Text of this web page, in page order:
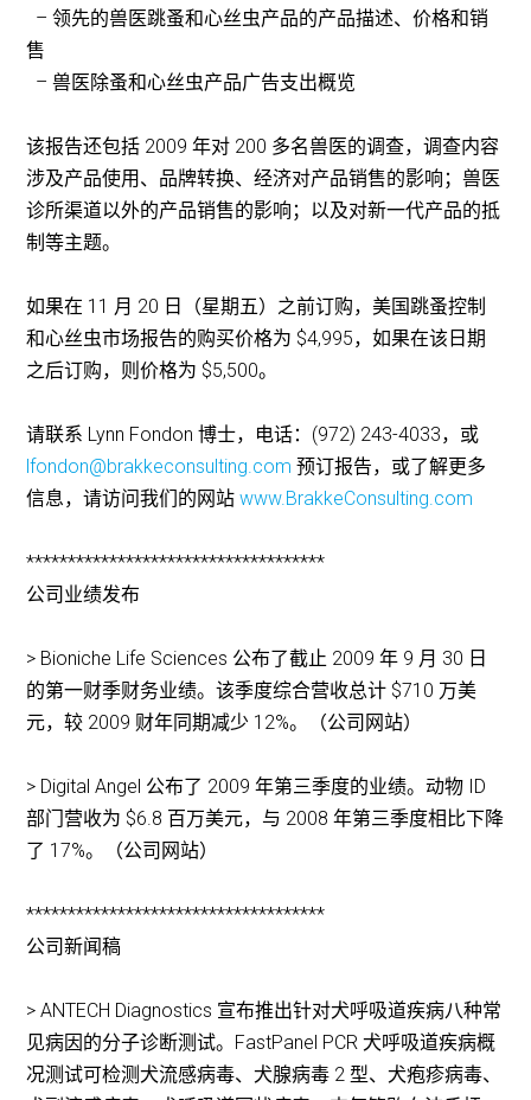
– 领先的兽医跳蚤和心丝虫产品的产品描述、价格和销
售
– 兽医除蚤和心丝虫产品广告支出概览
该报告还包括 2009 年对 200 多名兽医的调查，调查内容
涉及产品使用、品牌转换、经济对产品销售的影响；兽医
诊所渠道以外的产品销售的影响；以及对新一代产品的抵
制等主题。
如果在 11 月 20 日（星期五）之前订购，美国跳蚤控制
和心丝虫市场报告的购买价格为 $4,995，如果在该日期
之后订购，则价格为 $5,500。
请联系 Lynn Fondon 博士，电话：(972) 243-4033，或
lfondon@brakkeconsulting.com 预订报告，或了解更多
信息，请访问我们的网站www.BrakkeConsulting.com
************************************
公司业绩发布
> Bioniche Life Sciences 公布了截止 2009 年 9 月 30 日
的第一财季财务业绩。该季度综合营收总计 $710 万美
元，较 2009 财年同期减少 12%。（公司网站）
> Digital Angel 公布了 2009 年第三季度的业绩。动物 ID
部门营收为 $6.8 百万美元，与 2008 年第三季度相比下降
了 17%。（公司网站）
************************************
公司新闻稿
> ANTECH Diagnostics 宣布推出针对犬呼吸道疾病八种常
见病因的分子诊断测试。FastPanel PCR 犬呼吸道疾病概
况测试可检测犬流感病毒、犬腺病毒 2 型、犬疱疹病毒、